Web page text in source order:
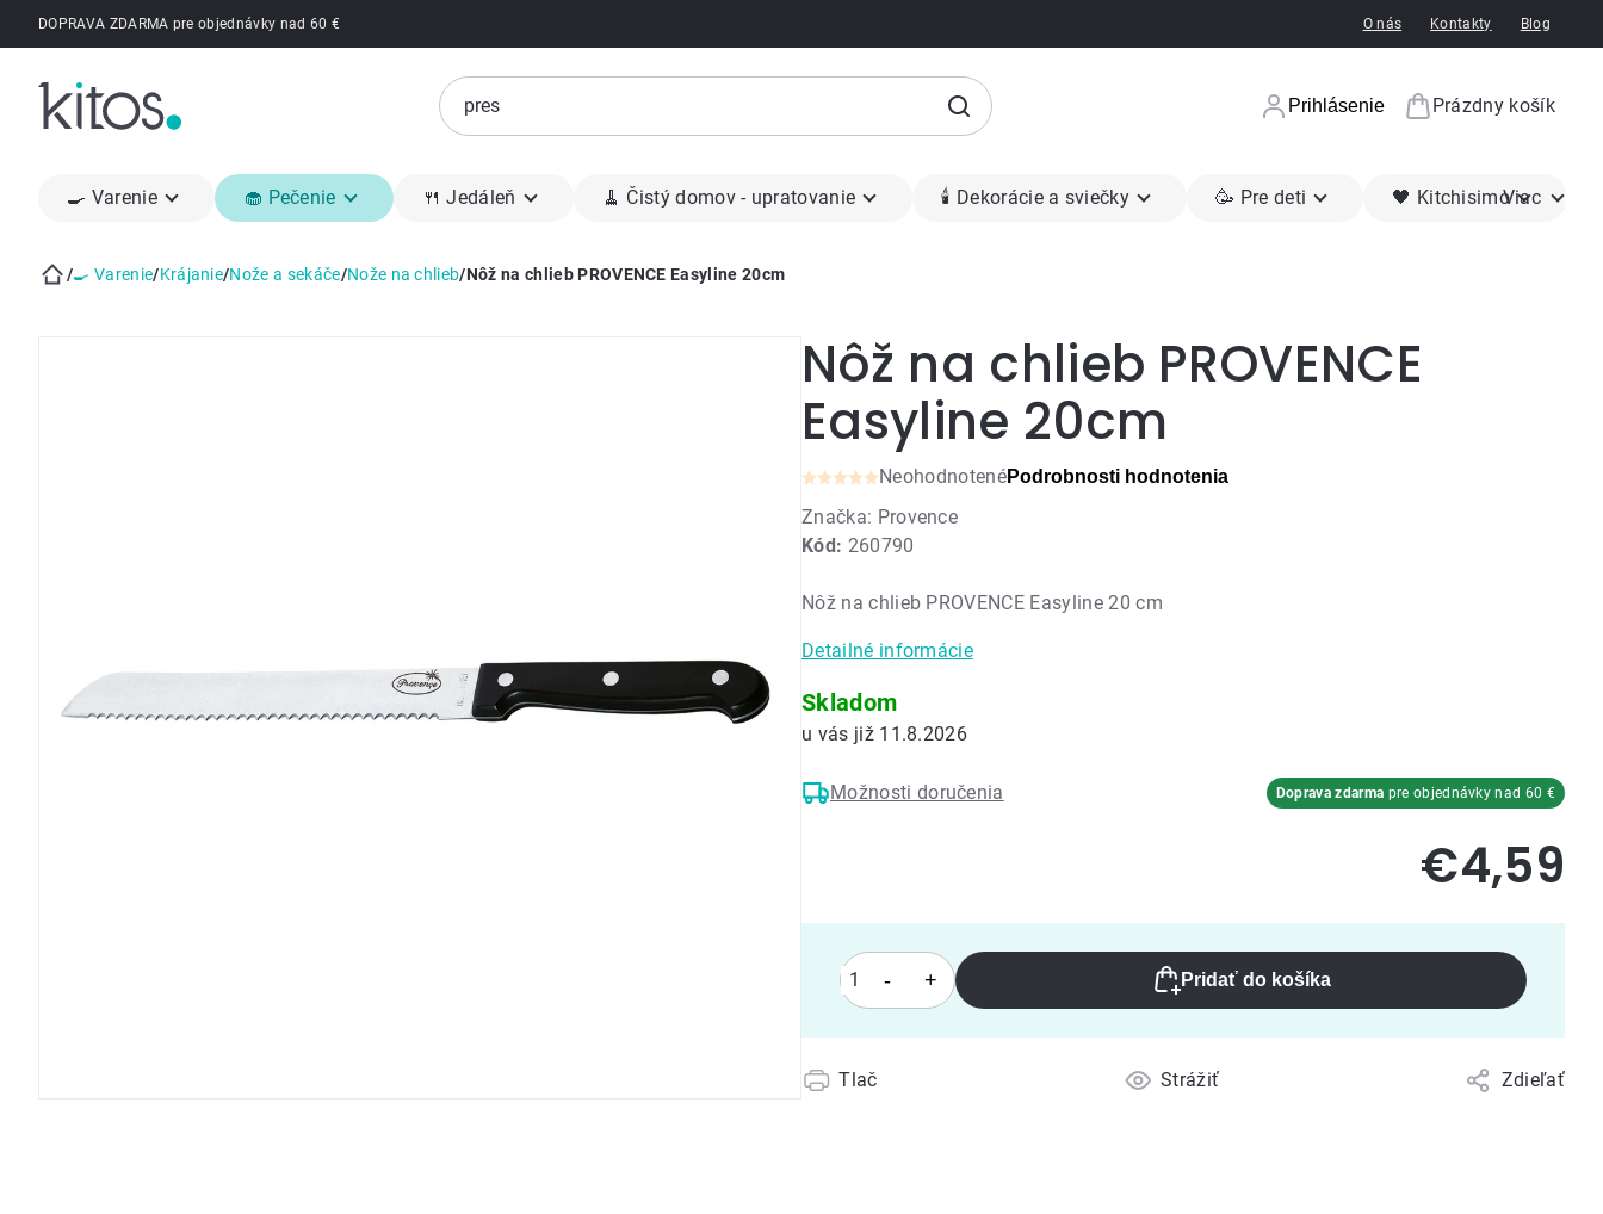
PrejsťDOPRAVA ZDARMA pre objednávky nad 60 € O nás Kontakty Blog
Prihlásenie
Nákupný
Prázdny košík
🍳 Varenie 🧁 Pečenie 🍴 Jedáleň 🧹 Čistý domov - upratovanie 🕯 Dekorácie a sviečky 🥳 Pre deti 🖤 KitchisimoViac
/🍳 Varenie/Krájanie/Nože a sekáče/Nože na chlieb/Nôž na chlieb PROVENCE Easyline 20cm
Nôž na chlieb PROVENCE
Easyline 20cm
Kód: 260790
Priemerné
hodnotenie
produktu
0,0
5
hviezdičiek.
NeohodnotenéPodrobnosti hodnotenia
Značka: Provence
Pridať do košíka
Nôž na chlieb PROVENCE Easyline 20 cm
Detailné informácie
Tlač Strážiť Zdieľať
Skladom
11.8.2026
Možnosti doručenia Doprava zdarma pre objednávky nad 60 €
€4,59